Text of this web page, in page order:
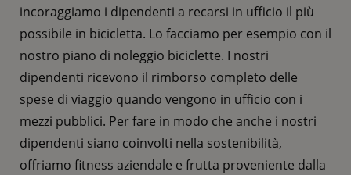
incoraggiamo i dipendenti a recarsi in ufficio il più
possibile in bicicletta. Lo facciamo per esempio con il
nostro piano di noleggio biciclette. I nostri
dipendenti ricevono il rimborso completo delle
spese di viaggio quando vengono in ufficio con i
mezzi pubblici. Per fare in modo che anche i nostri
dipendenti siano coinvolti nella sostenibilità,
offriamo fitness aziendale e frutta proveniente dalla